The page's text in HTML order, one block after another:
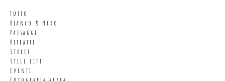
Tutto
Bianco & Nero
Paesaggi
Ritratti
Street
Still life
Eventi